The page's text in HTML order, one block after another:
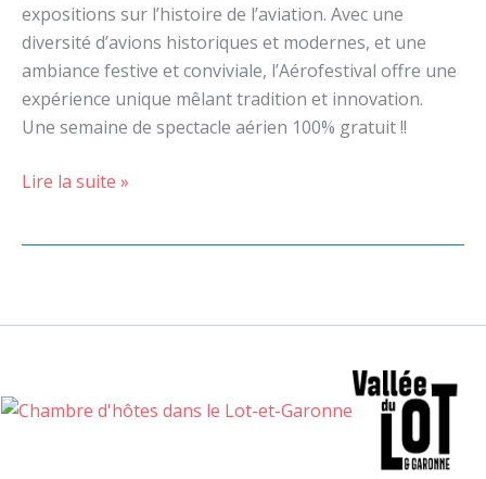
expositions sur l’histoire de l’aviation. Avec une
diversité d’avions historiques et modernes, et une
ambiance festive et conviviale, l’Aérofestival offre une
expérience unique mêlant tradition et innovation.
Une semaine de spectacle aérien 100% gratuit !!
Lire la suite »